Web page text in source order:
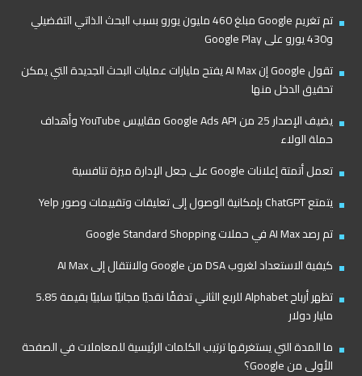
تم تغريم Google مبلغ 460 مليون يورو بسبب البحث الذاتي التفضيلي
و430 يورو على Google Play
تقول Google إن AI Max يفتح مليارات عمليات البحث الجديدة التي يمكن
تحقيق الدخل منها
يضيف الإصدار 25 من Google Ads API مقاييس YouTube وأهداف
حملة الولاء
تعمل أتمتة إعلانات Google على جعل الإدارة ميزة تنافسية
يتمتع ChatGPT بإمكانية الوصول إلى تعليقات وتقييمات وصور Yelp
تم رصد AI Max في حملات Google Standard Shopping
كيفية الاستعداد لغروب DSA من Google والانتقال إلى AI Max
تظهر أرباح Alphabet للربع الثاني تدفقًا نقديًا مجانيًا سلبيًا بقيمة 5.85
مليار دولار
ما المدة التي يستغرقها ترتيب الكلمات الرئيسية للمعاملات في الصفحة
الأولى من Google؟